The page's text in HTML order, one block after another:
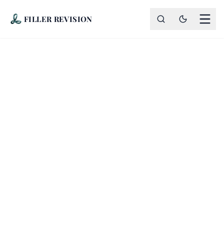
FILLER REVISION